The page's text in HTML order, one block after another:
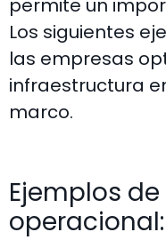
permite un
Los siguientes
las empresas
infraestructura
marco.
Ejemplos
operacional: